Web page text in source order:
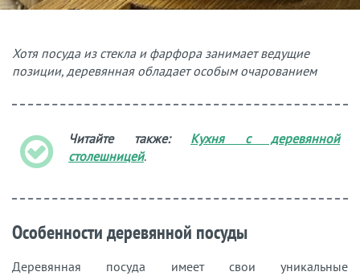
Хотя посуда из стекла и фарфора занимает ведущие
позиции, деревянная обладает особым очарованием
Читайте также: Кухня с деревянной
столешницей.
Особенности деревянной посуды
Деревянная посуда имеет свои уникальные